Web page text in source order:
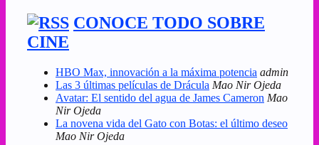
CONOCE TODO SOBRE
CINE
HBO Max, innovación a la máxima potencia admin
Las 3 últimas películas de Drácula Mao Nir Ojeda
Avatar: El sentido del agua de James Cameron Mao
Nir Ojeda
La novena vida del Gato con Botas: el último deseo
Mao Nir Ojeda